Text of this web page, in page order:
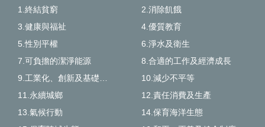
1.終結貧窮
2.消除飢餓
3.健康與福祉
4.優質教育
5.性別平權
6.淨水及衛生
7.可負擔的潔淨能源
8.合適的工作及經濟成長
10.減少不平等
11.永續城鄉
12.責任消費及生產
13.氣候行動
14.保育海洋生態